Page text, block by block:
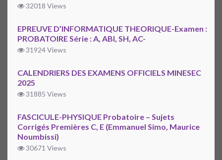
32018 Views
EPREUVE D’INFORMATIQUE THEORIQUE-Examen :
PROBATOIRE Série : A, ABI, SH, AC-
31924 Views
CALENDRIERS DES EXAMENS OFFICIELS MINESEC
2025
31885 Views
FASCICULE-PHYSIQUE Probatoire – Sujets
Corrigés Premières C, E (Emmanuel Simo, Maurice
Noumbissi)
30671 Views